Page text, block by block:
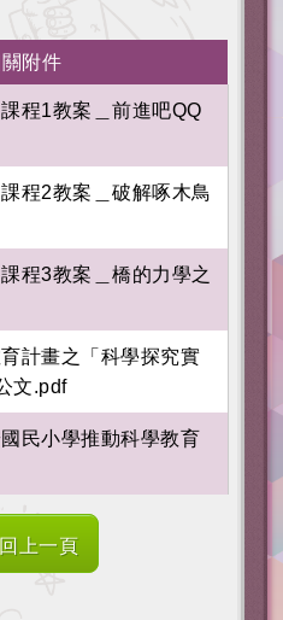
附件
程1教案＿前進吧QQ
程2教案＿破解啄木鳥
程3教案＿橋的力學之
計畫之「科學探究實
文.pdf
民小學推動科學教育
回上一頁